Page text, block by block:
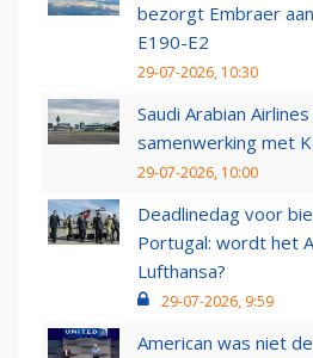
bezorgt Embraer
E190-E2
29-07-2026, 10:30
Saudi Arabian
samenwerking met
29-07-2026, 10:00
Deadlinedag voor
Portugal: wordt het
Lufthansa?
29-07-2026, 9:59
American was niet